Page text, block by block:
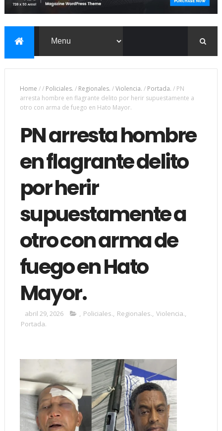
Home // Policiales. / Regionales. /Violencia. / Portada. / PN
arresta hombre en flagrante delito por herir supuestamente a
otro con arma de fuego en Hato Mayor.
PN arresta hombre
en flagrante delito
por herir
supuestamente a
otro con arma de
fuego en Hato
Mayor.
abril 29, 2026 , Policiales., Regionales., Violencia.,
Portada.